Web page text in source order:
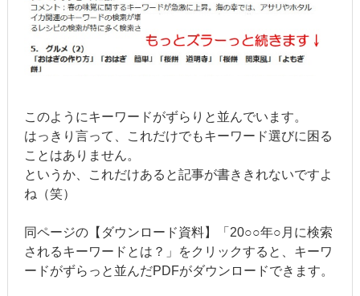
このようにキーワードがずらりと並んでいます。
はっきり言って、これだけでもキーワード選びに困る
ことはありません。
というか、これだけあると記事が書ききれないですよ
ね（笑）
同ページの【ダウンロード資料】「20○○年○月に検索
されるキーワードとは？」をクリックすると、キーワ
ードがずらっと並んだPDFがダウンロードできます。